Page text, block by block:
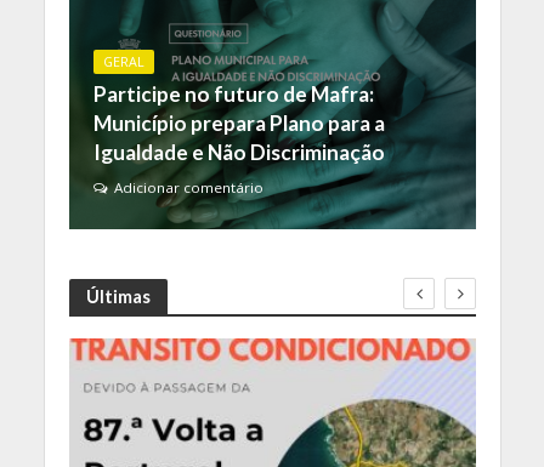
GERAL
Participe no futuro de Mafra:
Município prepara Plano para a
Igualdade e Não Discriminação
Adicionar comentário
Últimas